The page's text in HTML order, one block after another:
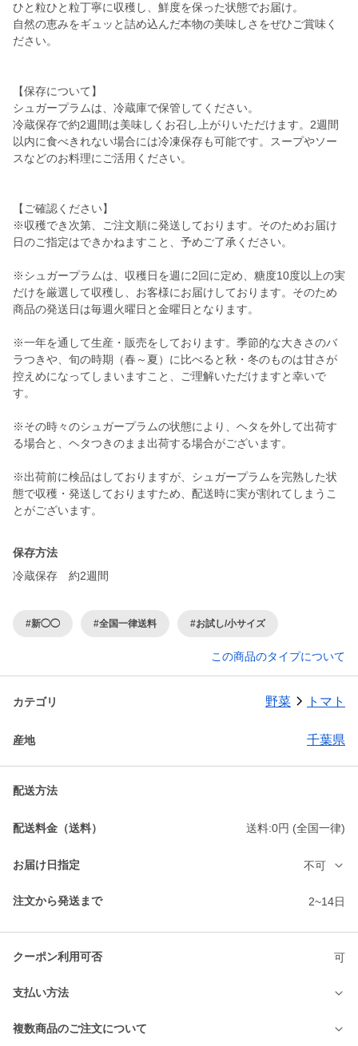
ひと粒ひと粒丁寧に収穫し、鮮度を保った状態でお届け。
自然の恵みをギュッと詰め込んだ本物の美味しさをぜひご賞味く
ださい。
【保存について】
シュガープラムは、冷蔵庫で保管してください。
冷蔵保存で約2週間は美味しくお召し上がりいただけます。2週間
以内に食べきれない場合には冷凍保存も可能です。スープやソー
スなどのお料理にご活用ください。
【ご確認ください】
※収穫でき次第、ご注文順に発送しております。そのためお届け
日のご指定はできかねますこと、予めご了承ください。
※シュガープラムは、収穫日を週に2回に定め、糖度10度以上の実
だけを厳選して収穫し、お客様にお届けしております。そのため
商品の発送日は毎週火曜日と金曜日となります。
※一年を通して生産・販売をしております。季節的な大きさのバ
ラつきや、旬の時期（春～夏）に比べると秋・冬のものは甘さが
控えめになってしまいますこと、ご理解いただけますと幸いで
す。
※その時々のシュガープラムの状態により、ヘタを外して出荷す
る場合と、ヘタつきのまま出荷する場合がございます。
※出荷前に検品はしておりますが、シュガープラムを完熟した状
態で収穫・発送しておりますため、配送時に実が割れてしまうこ
とがございます。
保存方法
冷蔵保存 約2週間
#新◯◯ #全国一律送料 #お試し/小サイズ
この商品のタイプについて
カテゴリ 野菜 トマト
産地 千葉県
配送方法
配送料金（送料） 送料:0円 (全国一律)
お届け日指定 不可
注文から発送まで 2~14日
クーポン利用可否 可
支払い方法
複数商品のご注文について